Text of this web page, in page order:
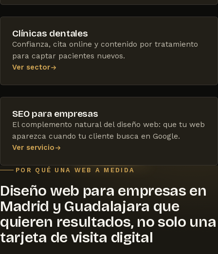
Clínicas dentales
Confianza, cita online y contenido por tratamiento
para captar pacientes nuevos.
Ver sector
SEO para empresas
El complemento natural del diseño web: que tu web
aparezca cuando tu cliente busca en Google.
Ver servicio
POR QUÉ UNA WEB A MEDIDA
Diseño web para empresas en
Madrid y Guadalajara que
quieren resultados, no solo una
tarjeta de visita digital